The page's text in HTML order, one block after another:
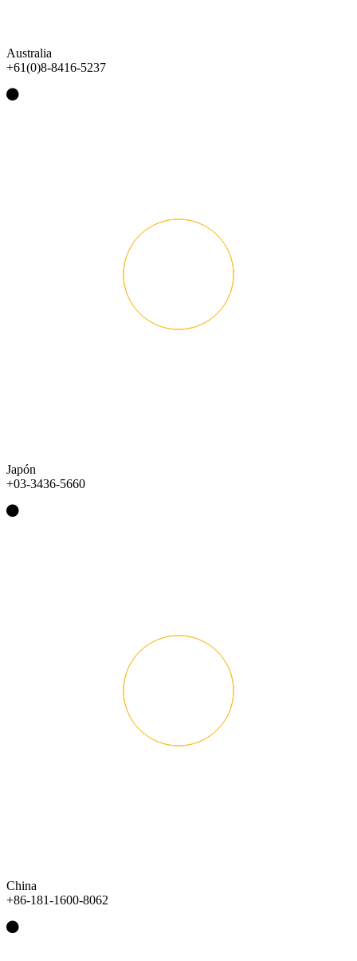
Australia
+61(0)8-8416-5237
Japón
+03-3436-5660
China
+86-181-1600-8062